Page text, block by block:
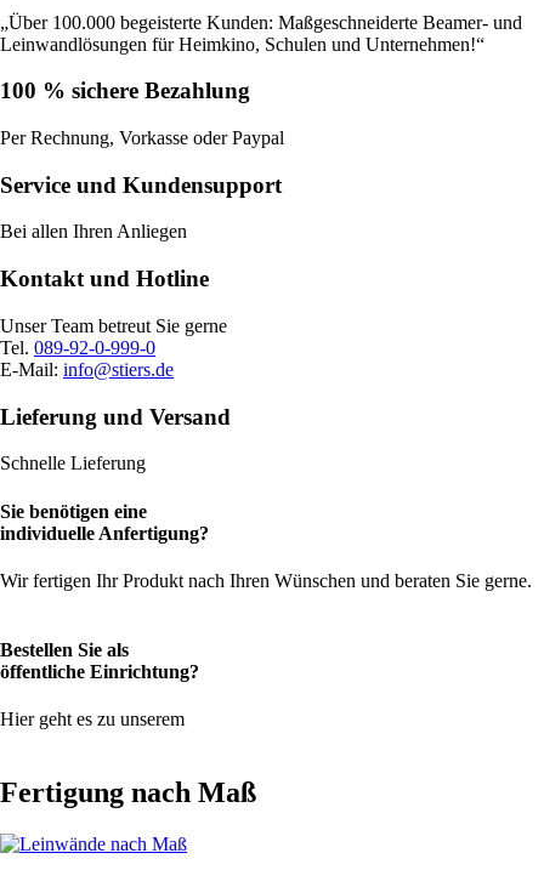
„Über 100.000 begeisterte Kunden: Maßgeschneiderte Beamer- und
Leinwandlösungen für Heimkino, Schulen und Unternehmen!“
100 % sichere Bezahlung
Per Rechnung, Vorkasse oder Paypal
Service und Kundensupport
Bei allen Ihren Anliegen
Kontakt und Hotline
Unser Team betreut Sie gerne
Tel. 089-92-0-999-0
E-Mail: info@stiers.de
Lieferung und Versand
Schnelle Lieferung
Sie benötigen eine
individuelle Anfertigung?
Wir fertigen Ihr Produkt nach Ihren Wünschen und beraten Sie gerne.
Bestellen Sie als
öffentliche Einrichtung?
Hier geht es zu unserem
Fertigung nach Maß